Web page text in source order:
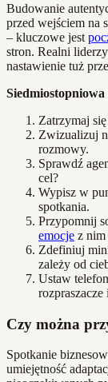
Budowanie
przed wejściem na
– kluczowe jest
stron. Realni
nastawienie tuż
Zatrzymaj
Zwizualizuj
rozmowy.
Sprawdź
cel?
Wypisz w
spotkania.
Przypomnij
emocje z nim
Zdefiniuj
zależy od
Ustaw
rozpraszacze
Czy można
Spotkanie
umiejętność